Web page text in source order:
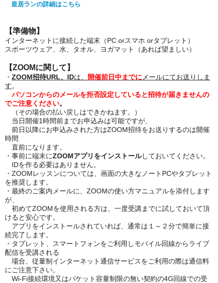
皇居ランの詳細はこちら
【準備物】
インターネットに接続した端末（PC orスマホ orタブレット）
スポーツウェア、水、タオル、ヨガマット（あれば望ましい）
【ZOOMに関して】
・ ZOOM招待URL、IDは、 開催前日中までに メールにてお送りしま
す。
パソコンからのメールを拒否設定していると招待が届きませんの
でご注意ください。
（その場合の払い戻しはできかねます。）
当日開催1時間前までお申込みは可能ですが、
前日以降にお申込みされた方はZOOM招待をお送りするのは開催
時間
直前になります。
・事前に端末にZOOMアプリをインストールしておいてください。
IDを作る必要はありません。
・ZOOMレッスンについては、画面の大きなノートPCやタブレット
を推奨します。
・最終のご案内メールに、ZOOMの使い方マニュアルを添付します
が、
初めてZOOMを使用される方は、一度受講までに試しておいて頂
けると安心です。
アプリをインストールされていれば、通常は１～２分で簡単に接
続完了します。
・タブレット、スマートフォンをご利用しモバイル回線からライブ
配信を受講される
場合、従量制インターネット通信サービスをご利用の際は通信料
にご注意下さい。
Wi-Fi接続環境又はパケット容量制限の無い契約の4G回線での受